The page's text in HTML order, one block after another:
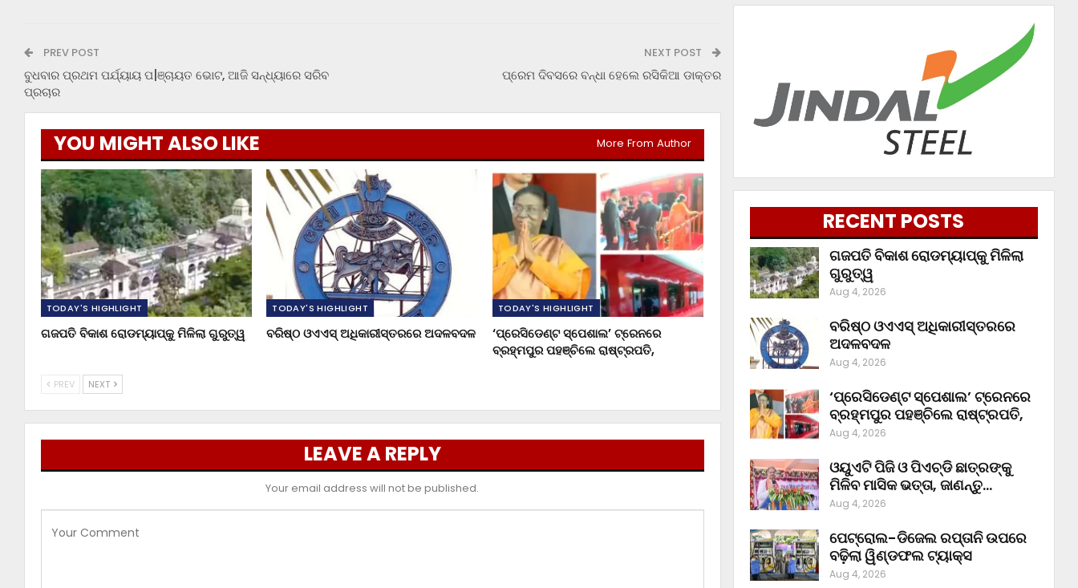
PREV POST
ବୁଧବାର ପ୍ରଥମ ପର୍ଯ୍ୟାୟ ପ|ଞ୍ଚାୟତ ଭୋଟ, ଆଜି ସନ୍ଧ୍ୟାରେ ସରିବ
ପ୍ରଚାର
NEXT POST
ପ୍ରେମ ଦିବସରେ ବନ୍ଧା ହେଲେ ରସିକିଆ ଡାକ୍ତର
YOU MIGHT ALSO LIKE More From Author
TODAY'S HIGHLIGHT
ଗଜପତି ବିକାଶ ରୋଡମ୍ୟାପ୍‌କୁ ମିଳିଲା ଗୁରୁତ୍ୱ
TODAY'S HIGHLIGHT
ବରିଷ୍ଠ ଓଏଏସ୍‌ ଅଧିକାରୀସ୍ତରରେ ଅଦଳବଦଳ
TODAY'S HIGHLIGHT
‘ପ୍ରେସିଡେଣ୍ଟ ସ୍ପେଶାଲ’ ଟ୍ରେନରେ
ବ୍ରହ୍ମପୁର ପହଞ୍ଚିଲେ ରାଷ୍ଟ୍ରପତି,
PREV NEXT
LEAVE A REPLY
Your email address will not be published.
RECENT POSTS
ଗଜପତି ବିକାଶ ରୋଡମ୍ୟାପ୍‌କୁ ମିଳିଲା
ଗୁରୁତ୍ୱ
Aug 4, 2026
ବରିଷ୍ଠ ଓଏଏସ୍‌ ଅଧିକାରୀସ୍ତରରେ
ଅଦଳବଦଳ
Aug 4, 2026
‘ପ୍ରେସିଡେଣ୍ଟ ସ୍ପେଶାଲ’ ଟ୍ରେନରେ
ବ୍ରହ୍ମପୁର ପହଞ୍ଚିଲେ ରାଷ୍ଟ୍ରପତି,
Aug 4, 2026
ଓୟୁଏଟି ପିଜି ଓ ପିଏଚ୍‌ଡି ଛାତ୍ରଙ୍କୁ
ମିଳିବ ମାସିକ ଭତ୍ତା, ଜାଣନ୍ତୁ…
Aug 4, 2026
ପେଟ୍ରୋଲ-ଡିଜେଲ ରପ୍ତାନି ଉପରେ
ବଢ଼ିଲା ୱିଣ୍ଡଫଲ ଟ୍ୟାକ୍ସ
Aug 4, 2026